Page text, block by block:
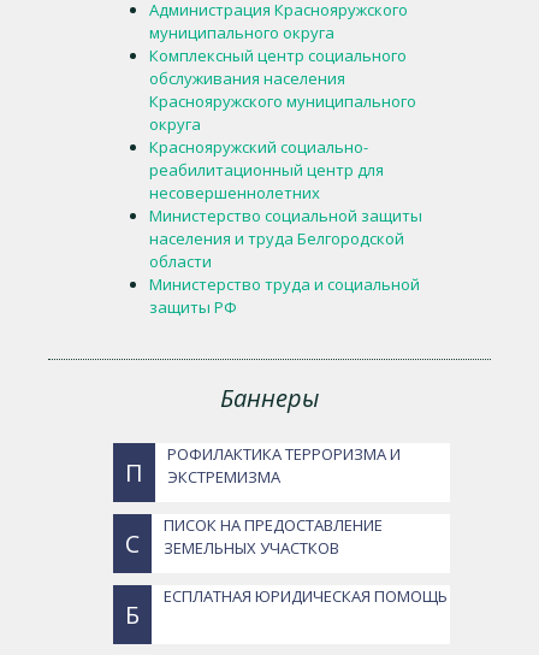
Администрация Краснояружского
муниципального округа
Комплексный центр социального
обслуживания населения
Краснояружского муниципального
округа
Краснояружский социально-
реабилитационный центр для
несовершеннолетних
Министерство социальной защиты
населения и труда Белгородской
области
Министерство труда и социальной
защиты РФ
Баннеры
П
РОФИЛАКТИКА ТЕРРОРИЗМА И
ЭКСТРЕМИЗМА
С
ПИСОК НА ПРЕДОСТАВЛЕНИЕ
ЗЕМЕЛЬНЫХ УЧАСТКОВ
Б
ЕСПЛАТНАЯ ЮРИДИЧЕСКАЯ ПОМОЩЬ